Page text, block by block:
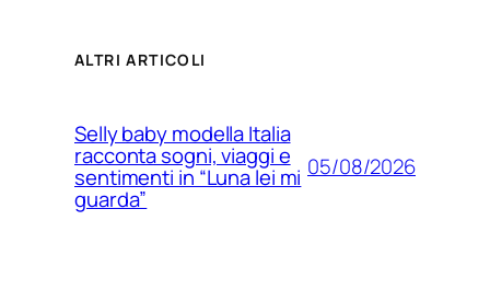
ALTRI ARTICOLI
Selly baby modella Italia
racconta sogni, viaggi e
sentimenti in “Luna lei mi
guarda”
05/08/2026